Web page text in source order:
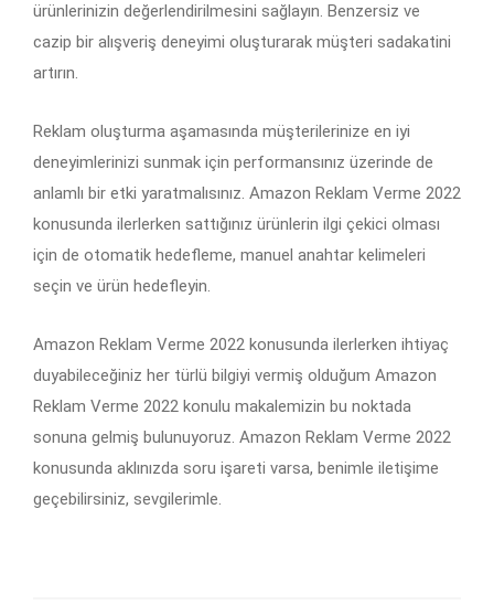
ürünlerinizin değerlendirilmesini sağlayın. Benzersiz ve
cazip bir alışveriş deneyimi oluşturarak müşteri sadakatini
artırın.
Reklam oluşturma aşamasında müşterilerinize en iyi
deneyimlerinizi sunmak için performansınız üzerinde de
anlamlı bir etki yaratmalısınız. Amazon Reklam Verme 2022
konusunda ilerlerken sattığınız ürünlerin ilgi çekici olması
için de otomatik hedefleme, manuel anahtar kelimeleri
seçin ve ürün hedefleyin.
Amazon Reklam Verme 2022 konusunda ilerlerken ihtiyaç
duyabileceğiniz her türlü bilgiyi vermiş olduğum Amazon
Reklam Verme 2022 konulu makalemizin bu noktada
sonuna gelmiş bulunuyoruz. Amazon Reklam Verme 2022
konusunda aklınızda soru işareti varsa, benimle iletişime
geçebilirsiniz, sevgilerimle.